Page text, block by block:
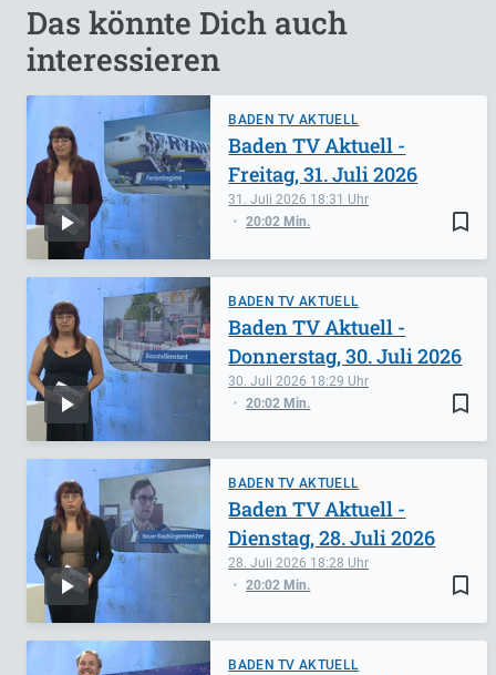
Das könnte Dich auch
interessieren
BADEN TV AKTUELL
bookmark_border
31. Juli 2026 18:31
20:02 Min.
Baden TV Aktuell -
Freitag, 31. Juli 2026
BADEN TV AKTUELL
bookmark_border
30. Juli 2026 18:29
20:02 Min.
Baden TV Aktuell -
Donnerstag, 30. Juli 2026
BADEN TV AKTUELL
bookmark_border
28. Juli 2026 18:28
20:02 Min.
Baden TV Aktuell -
Dienstag, 28. Juli 2026
BADEN TV AKTUELL